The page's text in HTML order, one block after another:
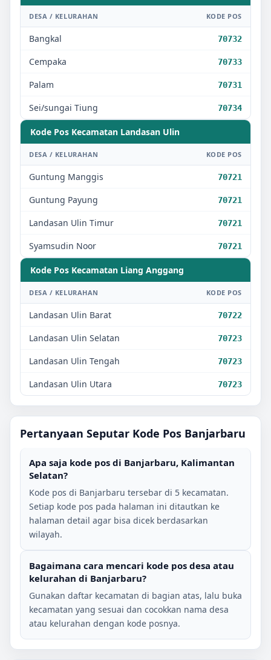
DESA / KELURAHAN KODE POS
Bangkal 70732
Cempaka 70733
Palam 70731
Sei/sungai Tiung 70734
Kode Pos Kecamatan Landasan Ulin
DESA / KELURAHAN KODE POS
Guntung Manggis 70721
Guntung Payung 70721
Landasan Ulin Timur 70721
Syamsudin Noor 70721
Kode Pos Kecamatan Liang Anggang
DESA / KELURAHAN KODE POS
Landasan Ulin Barat 70722
Landasan Ulin Selatan 70723
Landasan Ulin Tengah 70723
Landasan Ulin Utara 70723
Pertanyaan Seputar Kode Pos Banjarbaru
Apa saja kode pos di Banjarbaru, Kalimantan
Selatan?
Kode pos di Banjarbaru tersebar di 5 kecamatan.
Setiap kode pos pada halaman ini ditautkan ke
halaman detail agar bisa dicek berdasarkan
wilayah.
Bagaimana cara mencari kode pos desa atau
kelurahan di Banjarbaru?
Gunakan daftar kecamatan di bagian atas, lalu buka
kecamatan yang sesuai dan cocokkan nama desa
atau kelurahan dengan kode posnya.